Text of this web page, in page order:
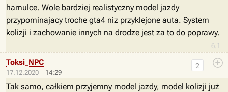
6.1
hamulce. Wole bardziej realistyczny model jazdy
przypominajacy troche gta4 niz przyklejone auta. System
kolizji i zachowanie innych na drodze jest za to do poprawy.
17.12.2020 14:29
2
Toksi_NPC
Tak samo, całkiem przyjemny model jazdy, model kolizji już